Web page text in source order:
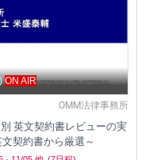
ON AIR
OMM法律事務所
英文契約書レビューの実
契約書から厳選～